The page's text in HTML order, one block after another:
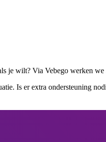
je wilt? Via Vebego werken
Is er extra ondersteuning